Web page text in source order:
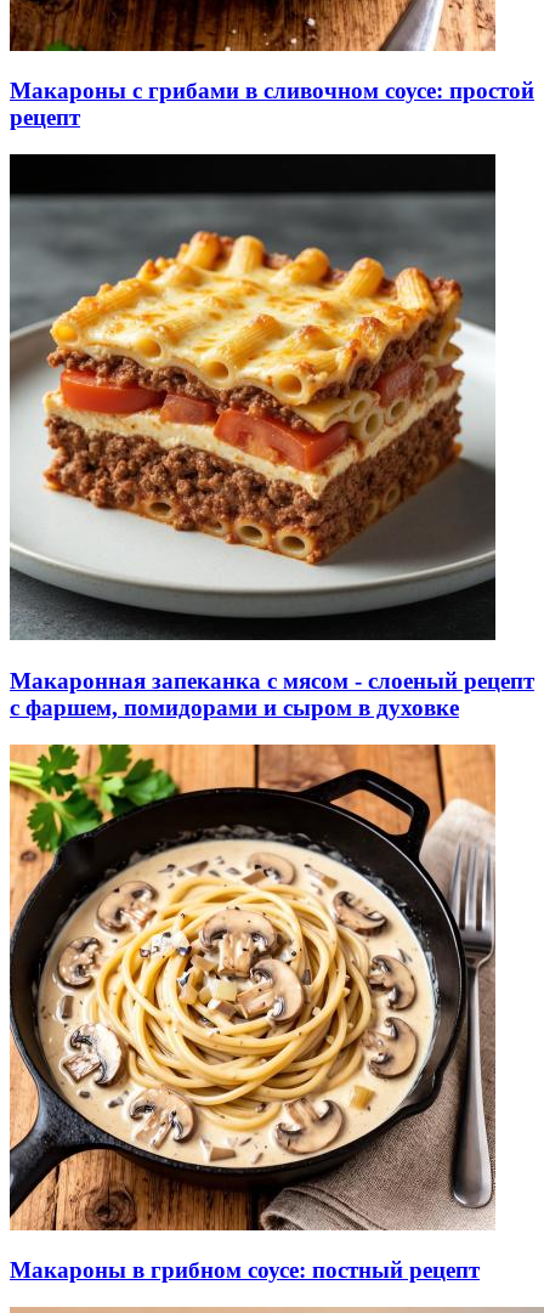
Макароны с грибами в сливочном соусе: простой
рецепт
Макаронная запеканка с мясом - слоеный рецепт
с фаршем, помидорами и сыром в духовке
Макароны в грибном соусе: постный рецепт